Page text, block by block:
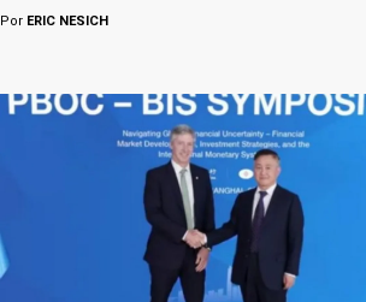
Por ERIC NESICH